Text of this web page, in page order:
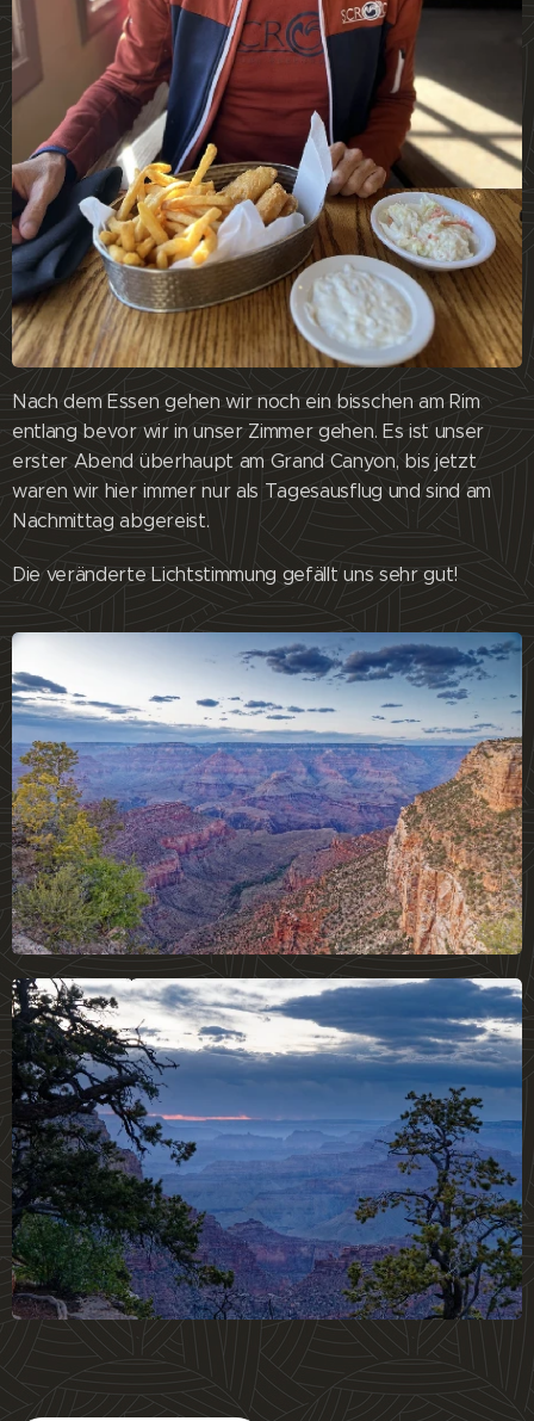
Nach dem Essen gehen wir noch ein bisschen am Rim
entlang bevor wir in unser Zimmer gehen. Es ist unser
erster Abend überhaupt am Grand Canyon, bis jetzt
waren wir hier immer nur als Tagesausflug und sind am
Nachmittag abgereist.
Die veränderte Lichtstimmung gefällt uns sehr gut!